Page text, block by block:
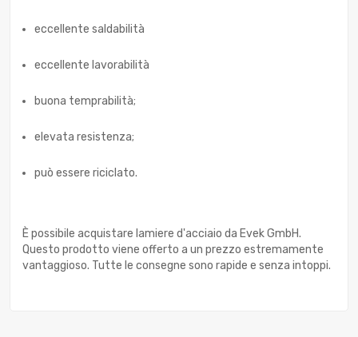
eccellente saldabilità
eccellente lavorabilità
buona temprabilità;
elevata resistenza;
può essere riciclato.
È possibile acquistare lamiere d'acciaio da Evek GmbH.
Questo prodotto viene offerto a un prezzo estremamente
vantaggioso. Tutte le consegne sono rapide e senza intoppi.